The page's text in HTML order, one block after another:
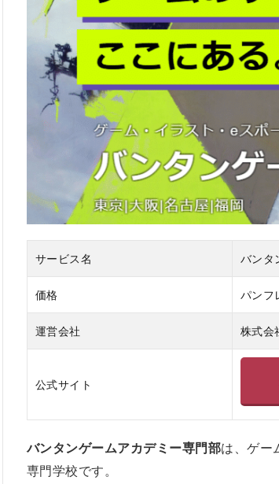
ー
と
は
1.0.1
現役プ
ロ講師
による
1.0.2
実践的
な少人
数制ク
ラス
キュラ
ム
1.0.4
1.0.5
就職活
サービス名 バンタ
価格 パンフ
運営会社 株式会
公式サイト
バンタンゲームアカデミー専門部は、ゲー
専門学校です。